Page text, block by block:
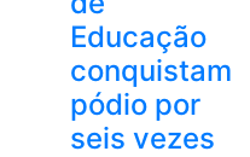
Educação
conquistam
pódio por
seis vezes